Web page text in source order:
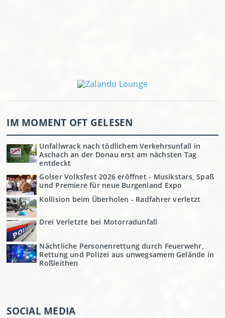
IM MOMENT OFT GELESEN
Unfallwrack nach tödlichem Verkehrsunfall in
Aschach an der Donau erst am nächsten Tag
entdeckt
Golser Volksfest 2026 eröffnet - Musikstars, Spaß
und Premiere für neue Burgenland Expo
Kollision beim Überholen - Radfahrer verletzt
Drei Verletzte bei Motorradunfall
Nächtliche Personenrettung durch Feuerwehr,
Rettung und Polizei aus unwegsamem Gelände in
Roßleithen
SOCIAL MEDIA